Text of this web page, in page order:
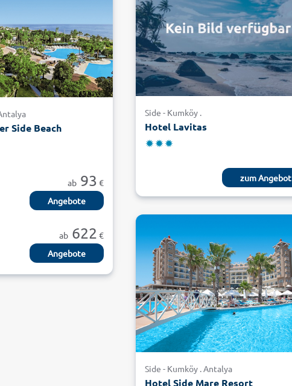
Side Beach
ab93 €
Angebote
ab622 €
Angebote
Side - Kumköy .
Hotel Lavitas
zum Angebot
Side - Kumköy . Antalya
Hotel Side Mare Resort